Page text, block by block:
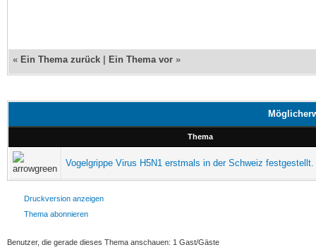
« Ein Thema zurück Ein Thema vor »
Thema
Vogelgrippe Virus H5N1 erstmals in der Schweiz festgestellt.
Druckversion anzeigen
Thema abonnieren
Benutzer, die gerade dieses Thema anschauen: 1 Gast/Gäste